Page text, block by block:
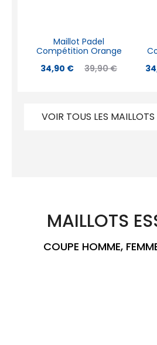
Maillot Padel
Compétition Orange
39,90€
34,90 €
VOIR TOUS LES
MAILLOTS
COUPE HOMME,